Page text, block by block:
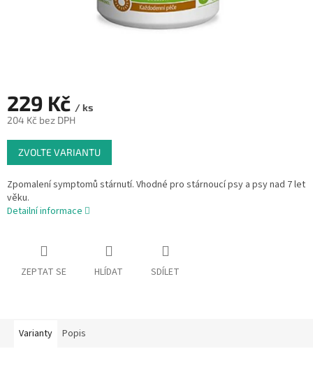
229 Kč / ks
204 Kč bez DPH
Měrná
cena:
ZVOLTE VARIANTU
Zpomalení symptomů stárnutí. Vhodné pro stárnoucí psy a psy nad 7 let
věku.
Detailní informace
ZEPTAT SE HLÍDAT SDÍLET
Varianty Popis